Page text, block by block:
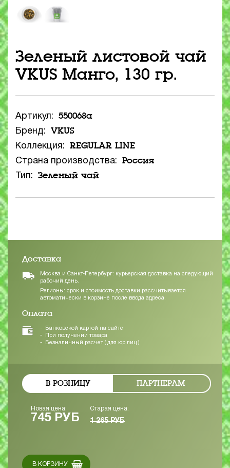
Зеленый листовой чай
VKUS Манго, 130 гр.
Артикул: 550068a
Бренд: VKUS
Коллекция: REGULAR LINE
Страна производства: Россия
Тип: Зеленый чай
Доставка
Москва и Санкт-Петербург: курьерская доставка на следующий
рабочий день.
Регионы: срок и стоимость доставки рассчитывается
автоматически в корзине после ввода адреса.
Оплата
Банковской картой на сайте
При получении товара
Безналичный расчет ( для юр лиц )
В РОЗНИЦУ ПАРТНЕРАМ
Новая цена:
745 РУБ
Старая цена:
1 265 РУБ
В КОРЗИНУ